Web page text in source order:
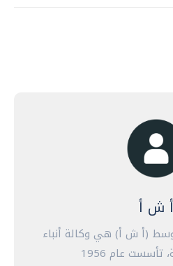
أ ش أ
(أ ش أ) هي وكالة أنباء
عام 1956